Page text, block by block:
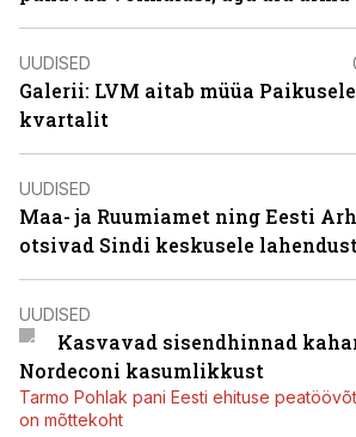
UUDISED
Galerii: LVM aitab müüa
kvartalit
UUDISED
Maa- ja Ruumiamet ning Eesti
otsivad Sindi keskusele lahendust
UUDISED
Kasvavad sisendhinnad
Nordeconi kasumlikkust
Tarmo Pohlak pani Eesti ehituse
on mõttekoht